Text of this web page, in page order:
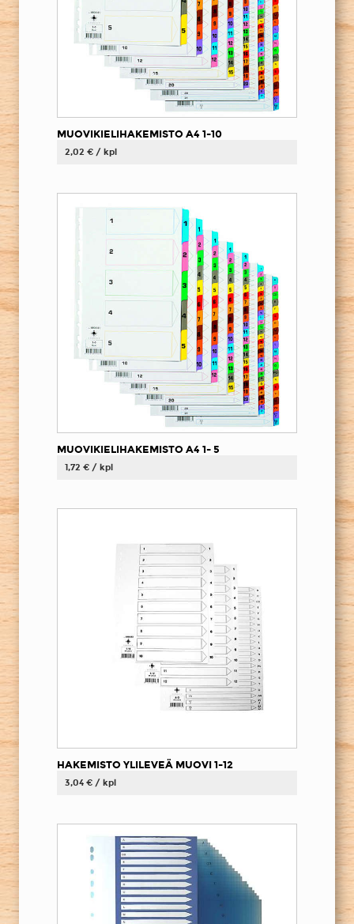
MUOVIKIELIHAKEMISTO A4 1-10
2,02 € / kpl
MUOVIKIELIHAKEMISTO A4 1- 5
1,72 € / kpl
HAKEMISTO YLILEVEÄ MUOVI 1-12
3,04 € / kpl